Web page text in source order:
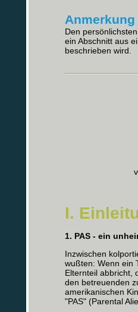
Den
ein Abschnitt aus
beschrieben wird.
I.
1. PAS - ein
Inzwischen
wußten: Wenn ein
Elternteil abbricht,
den betreuenden
amerikanischen
"PAS" (Parental